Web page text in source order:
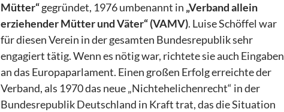
Mütter“gegründet, 1976 umbenannt in „Verband allein
erziehender Mütter und Väter“ (VAMV). Luise Schöffel war
für diesen Verein in der gesamten Bundesrepublik sehr
engagiert tätig. Wenn es nötig war, richtete sie auch Eingaben
an das Europaparlament. Einen großen Erfolg erreichte der
Verband, als 1970 das neue „Nichtehelichenrecht“ in der
Bundesrepublik Deutschland in Kraft trat, das die Situation